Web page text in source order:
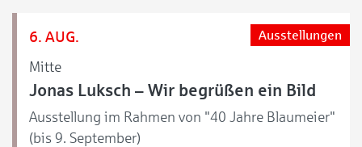
6. AUG.
Mitte
Ausstellungen
Jonas Luksch – Wir begrüßen ein Bild
Ausstellung im Rahmen von "40 Jahre Blaumeier"
(bis 9. September)